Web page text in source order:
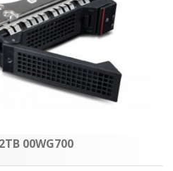
00WG700